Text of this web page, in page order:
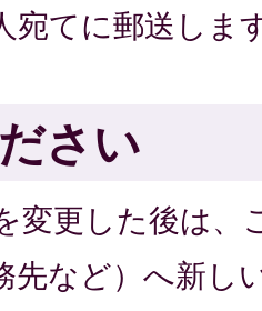
宛てに郵送しま
さい
変更した後は、
先など）へ新し